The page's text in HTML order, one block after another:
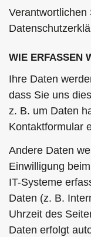
Verantwortlichen
WIE ERFASSEN
Ihre Daten
dass Sie uns
z. B. um Daten
Kontaktformular
Andere Daten
Einwilligung
IT-Systeme
Daten (z. B.
Uhrzeit des
Daten erfolgt